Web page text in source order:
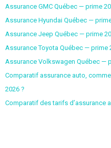
Assurance GMC Québec — prime
Assurance Hyundai Québec —
Assurance Jeep Québec — prime
Assurance Toyota Québec — prime
Assurance Volkswagen Québec —
Comparatif assurance auto,
2026 ?
Comparatif des tarifs d’assurance